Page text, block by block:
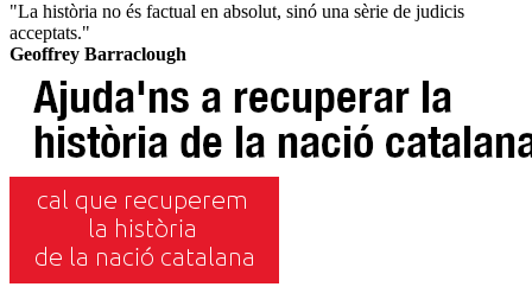
"La història no és factual en absolut, sinó una sèrie de judicis
acceptats."
Geoffrey Barraclough